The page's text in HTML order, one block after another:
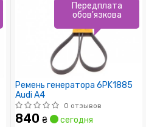
Ремень генератора 6PK1885
Audi A4
0 отзывов
840 ₴ сегодня
Передплата
обов'язкова